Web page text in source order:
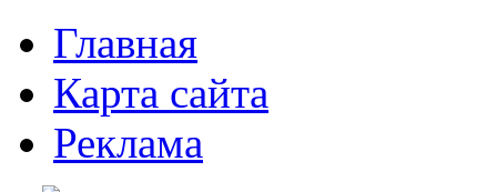
Главная
Карта сайта
Реклама